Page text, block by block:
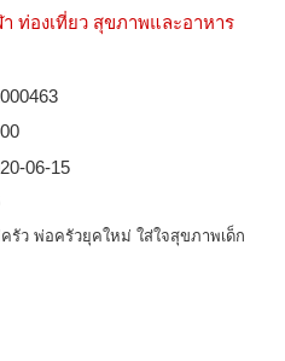
ท่องเที่ยว สุขภาพและอาหาร
06-15
รัว พ่อครัวยุคใหม่ ใส่ใจสุขภาพเด็ก